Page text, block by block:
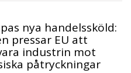
nya handelssköld:
pressar EU att
industrin mot
påtryckningar